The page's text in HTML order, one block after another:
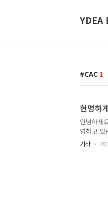
YDEA
CAC 1
현명하
안녕하세
영하고
있는데요.
야기를
기타